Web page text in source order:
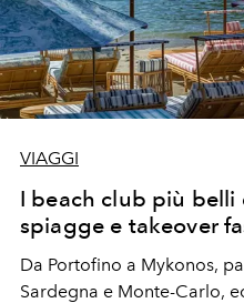
VIAGGI
I beach club più belli
spiagge e takeover
Da Portofino a Mykonos,
Sardegna e Monte-Carlo,